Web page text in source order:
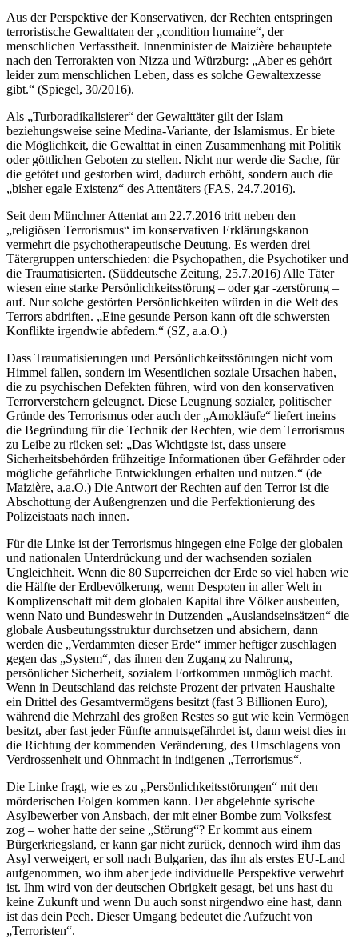
Aus der Perspektive der Konservativen, der Rechten entspringen
terroristische Gewalttaten der „condition humaine“, der
menschlichen Verfasstheit. Innenminister de Maizière behauptete
nach den Terrorakten von Nizza und Würzburg: „Aber es gehört
leider zum menschlichen Leben, dass es solche Gewaltexzesse
gibt.“ (Spiegel, 30/2016).
Als „Turboradikalisierer“ der Gewalttäter gilt der Islam
beziehungsweise seine Medina-Variante, der Islamismus. Er biete
die Möglichkeit, die Gewalttat in einen Zusammenhang mit Politik
oder göttlichen Geboten zu stellen. Nicht nur werde die Sache, für
die getötet und gestorben wird, dadurch erhöht, sondern auch die
„bisher egale Existenz“ des Attentäters (FAS, 24.7.2016).
Seit dem Münchner Attentat am 22.7.2016 tritt neben den
„religiösen Terrorismus“ im konservativen Erklärungskanon
vermehrt die psychotherapeutische Deutung. Es werden drei
Tätergruppen unterschieden: die Psychopathen, die Psychotiker und
die Traumatisierten. (Süddeutsche Zeitung, 25.7.2016) Alle Täter
wiesen eine starke Persönlichkeitsstörung – oder gar -zerstörung –
auf. Nur solche gestörten Persönlichkeiten würden in die Welt des
Terrors abdriften. „Eine gesunde Person kann oft die schwersten
Konflikte irgendwie abfedern.“ (SZ, a.a.O.)
Dass Traumatisierungen und Persönlichkeitsstörungen nicht vom
Himmel fallen, sondern im Wesentlichen soziale Ursachen haben,
die zu psychischen Defekten führen, wird von den konservativen
Terrorverstehern geleugnet. Diese Leugnung sozialer, politischer
Gründe des Terrorismus oder auch der „Amokläufe“ liefert ineins
die Begründung für die Technik der Rechten, wie dem Terrorismus
zu Leibe zu rücken sei: „Das Wichtigste ist, dass unsere
Sicherheitsbehörden frühzeitige Informationen über Gefährder oder
mögliche gefährliche Entwicklungen erhalten und nutzen.“ (de
Maizière, a.a.O.) Die Antwort der Rechten auf den Terror ist die
Abschottung der Außengrenzen und die Perfektionierung des
Polizeistaats nach innen.
Für die Linke ist der Terrorismus hingegen eine Folge der globalen
und nationalen Unterdrückung und der wachsenden sozialen
Ungleichheit. Wenn die 80 Superreichen der Erde so viel haben wie
die Hälfte der Erdbevölkerung, wenn Despoten in aller Welt in
Komplizenschaft mit dem globalen Kapital ihre Völker ausbeuten,
wenn Nato und Bundeswehr in Dutzenden „Auslandseinsätzen“ die
globale Ausbeutungsstruktur durchsetzen und absichern, dann
werden die „Verdammten dieser Erde“ immer heftiger zuschlagen
gegen das „System“, das ihnen den Zugang zu Nahrung,
persönlicher Sicherheit, sozialem Fortkommen unmöglich macht.
Wenn in Deutschland das reichste Prozent der privaten Haushalte
ein Drittel des Gesamtvermögens besitzt (fast 3 Billionen Euro),
während die Mehrzahl des großen Restes so gut wie kein Vermögen
besitzt, aber fast jeder Fünfte armutsgefährdet ist, dann weist dies in
die Richtung der kommenden Veränderung, des Umschlagens von
Verdrossenheit und Ohnmacht in indigenen „Terrorismus“.
Die Linke fragt, wie es zu „Persönlichkeitsstörungen“ mit den
mörderischen Folgen kommen kann. Der abgelehnte syrische
Asylbewerber von Ansbach, der mit einer Bombe zum Volksfest
zog – woher hatte der seine „Störung“? Er kommt aus einem
Bürgerkriegsland, er kann gar nicht zurück, dennoch wird ihm das
Asyl verweigert, er soll nach Bulgarien, das ihn als erstes EU-Land
aufgenommen, wo ihm aber jede individuelle Perspektive verwehrt
ist. Ihm wird von der deutschen Obrigkeit gesagt, bei uns hast du
keine Zukunft und wenn Du auch sonst nirgendwo eine hast, dann
ist das dein Pech. Dieser Umgang bedeutet die Aufzucht von
„Terroristen“.